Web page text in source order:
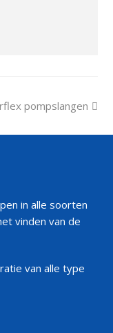
pompslangen
in alle soorten
vinden van de
van alle type